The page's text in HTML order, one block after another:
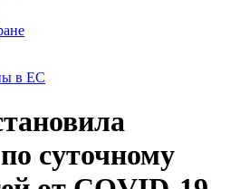
в ЕС
суточному